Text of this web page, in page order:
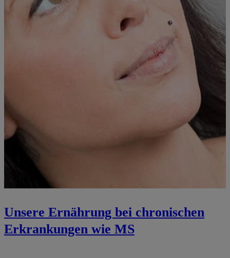
Unsere Ernährung bei chronischen
Erkrankungen wie MS